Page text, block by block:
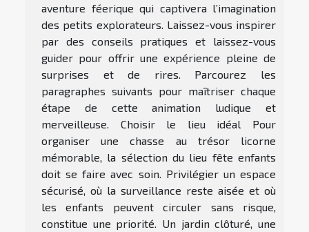
aventure féerique qui captivera l’imagination
des petits explorateurs. Laissez-vous inspirer
par des conseils pratiques et laissez-vous
guider pour offrir une expérience pleine de
surprises et de rires. Parcourez les
paragraphes suivants pour maîtriser chaque
étape de cette animation ludique et
merveilleuse. Choisir le lieu idéal Pour
organiser une chasse au trésor licorne
mémorable, la sélection du lieu fête enfants
doit se faire avec soin. Privilégier un espace
sécurisé, où la surveillance reste aisée et où
les enfants peuvent circuler sans risque,
constitue une priorité. Un jardin clôturé, une